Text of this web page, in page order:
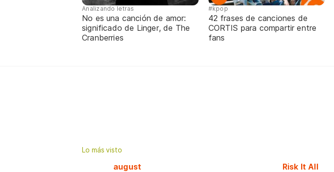
Analizando letras
No es una canción de amor:
significado de Linger, de The
Cranberries
#kpop
42 frases de canciones de
CORTIS para compartir entre
fans
Lo más visto
august Risk It All